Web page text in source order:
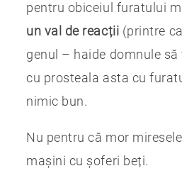
pentru obiceiul furatului
un val de reacții (printre
genul – haide domnule
cu prosteala asta cu
nimic bun.
Nu pentru că mor
mașini cu șoferi beți.